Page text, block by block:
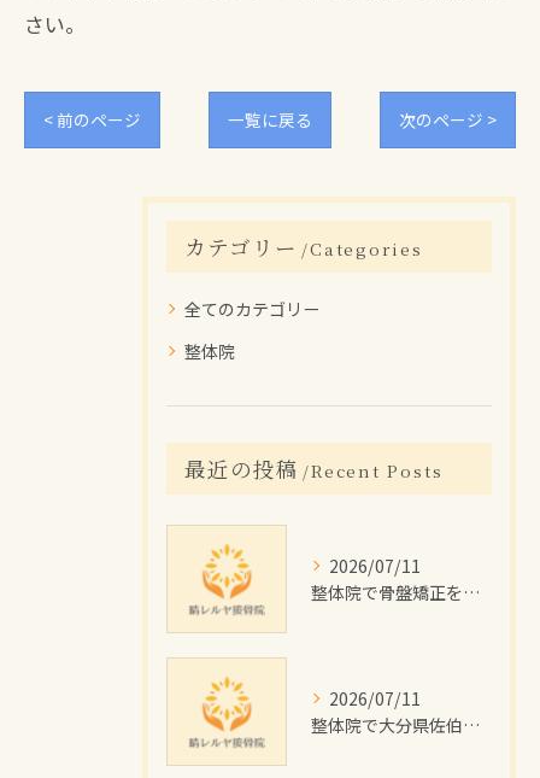
さい。
< 前のページ 一覧に戻る 次のページ >
カテゴリー Categories
全てのカテゴリー
整体院
最近の投稿 Recent Posts
2026/07/11
整体院で骨盤矯正を受けたい大分県佐伯市の女性に向けた施術回数や費用目安と通院計画ガイド
2026/07/11
整体院で大分県佐伯市のむくみを根本改善するためのセルフケアと施術のポイント解説